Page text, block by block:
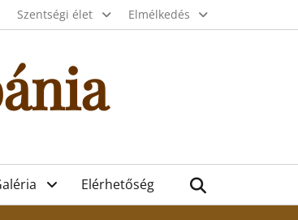
Szentségi élet Elmélkedés
Elérhetőség